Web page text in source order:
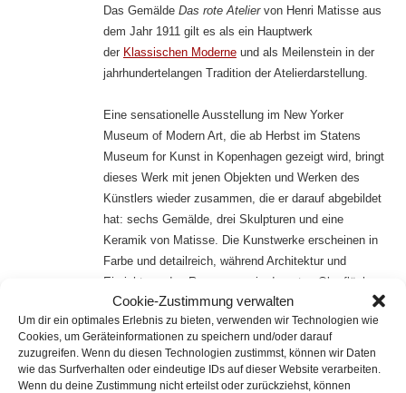
Cookie-Zustimmung verwalten
Um dir ein optimales Erlebnis zu bieten, verwenden wir Technologien wie
Cookies, um Geräteinformationen zu speichern und/oder darauf
zuzugreifen. Wenn du diesen Technologien zustimmst, können wir Daten
wie das Surfverhalten oder eindeutige IDs auf dieser Website verarbeiten.
Wenn du deine Zustimmung nicht erteilst oder zurückziehst, können
Das Gemälde Das rote Ateliervon Henri Matisse aus
dem Jahr 1911 gilt es als ein Hauptwerk
der Klassischen Moderneund als Meilenstein in der
jahrhundertelangen Tradition der Atelierdarstellung.
Eine sensationelle Ausstellung im New Yorker
Museum of Modern Art, die ab Herbst im Statens
Museum for Kunst in Kopenhagen gezeigt wird, bringt
dieses Werk mit jenen Objekten und Werken des
Künstlers wieder zusammen, die er darauf abgebildet
hat: sechs Gemälde, drei Skulpturen und eine
Keramik von Matisse. Die Kunstwerke erscheinen in
Farbe und detailreich, während Architektur und
Einrichtung des Raumes nur in der roten Oberfläche
angedeutet sind. Wir werden uns intensiv mit dem
Bild, seinen Bezügen und seiner Bedeutung für die
Kunst des 20. Jahrhunderts beschäftigen.
Freitag, 18. November 2022